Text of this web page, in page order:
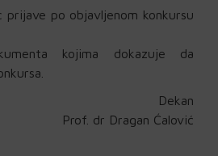
prijave po objavljenom konkursu
kojima dokazuje da
Dekan
Prof. dr Dragan Ćalović